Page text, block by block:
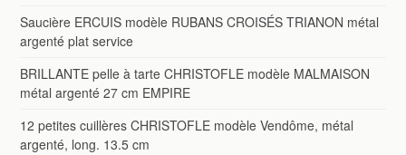
Saucière ERCUIS modèle RUBANS CROISÉS TRIANON métal
argenté plat service
BRILLANTE pelle à tarte CHRISTOFLE modèle MALMAISON
métal argenté 27 cm EMPIRE
12 petites cuillères CHRISTOFLE modèle Vendôme, métal
argenté, long. 13.5 cm